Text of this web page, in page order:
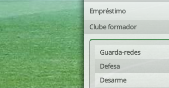
Empréstimo
Clube formador
Guarda-redes
Defesa
Desarme